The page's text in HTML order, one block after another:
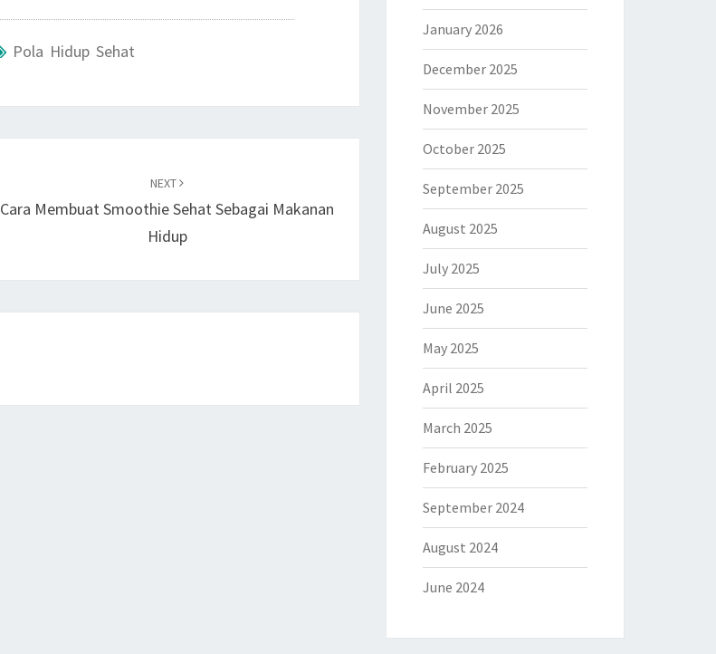
Pola Hidup Sehat
NEXT
Cara Membuat Smoothie Sehat Sebagai Makanan
Hidup
January 2026
December 2025
November 2025
October 2025
September 2025
August 2025
July 2025
June 2025
May 2025
April 2025
March 2025
February 2025
September 2024
August 2024
June 2024